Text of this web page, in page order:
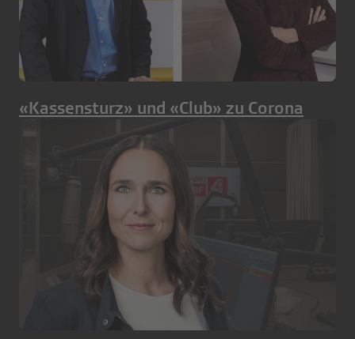
«Kassensturz» und «Club» zu Corona